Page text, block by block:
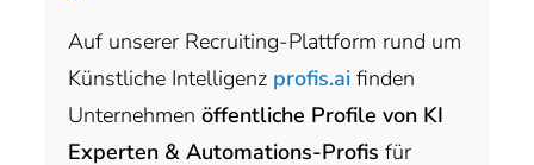
Auf unserer Recruiting-Plattform rund um
Künstliche Intelligenz profis.ai finden
Unternehmen öffentliche Profile von KI
Experten & Automations-Profis für